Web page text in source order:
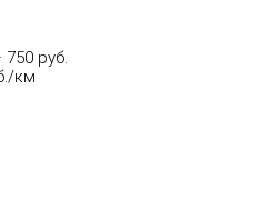
руб.
км